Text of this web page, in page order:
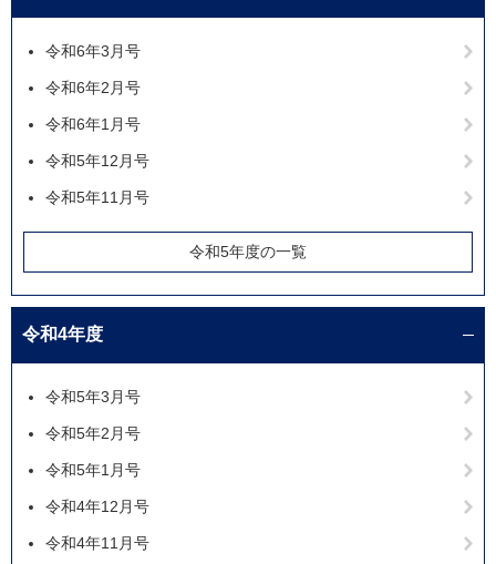
令和6年3月号
令和6年2月号
令和6年1月号
令和5年12月号
令和5年11月号
令和5年度の一覧
令和4年度
令和5年3月号
令和5年2月号
令和5年1月号
令和4年12月号
令和4年11月号